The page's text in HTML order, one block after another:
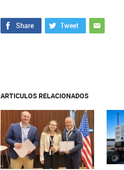
ARTICULOS RELACIONADOS